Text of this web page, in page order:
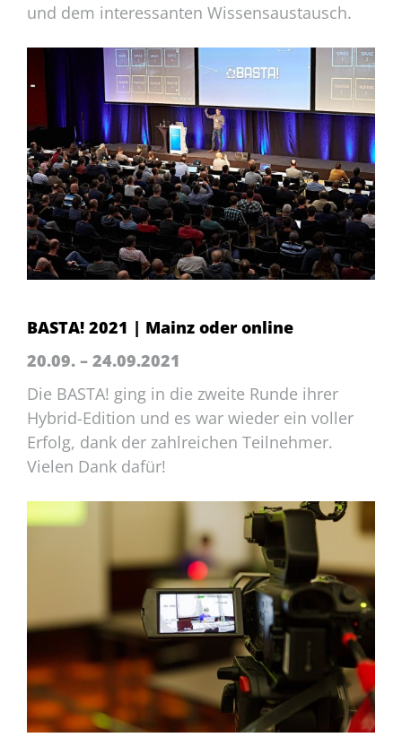
und dem interessanten Wissensaustausch.
BASTA! 2021 | Mainz oder online
20.09. – 24.09.2021
Die BASTA! ging in die zweite Runde ihrer
Hybrid-Edition und es war wieder ein voller
Erfolg, dank der zahlreichen Teilnehmer.
Vielen Dank dafür!